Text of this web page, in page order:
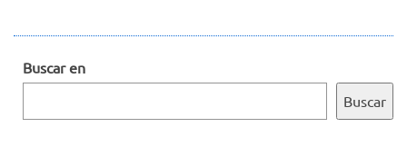
Buscar en
Buscar